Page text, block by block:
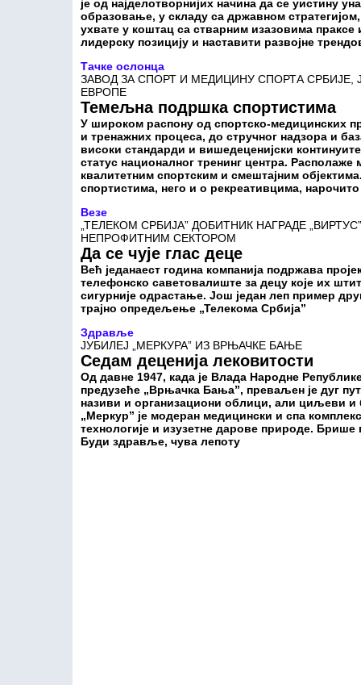
је од најделотворнијих начина да се уистину
образовање, у складу са државном
ухвате у коштац са стварним изазовима
лидерску позицију и наставити развојне
Тачке ослонца
ЗАВОД ЗА СПОРТ И МЕДИЦИНУ СПОРТА
ЕВРОПЕ
Темељна подршка спортистима
У широком распону од спортско-медицинских
и тренажних процеса, до стручног надзора и
високи стандарди и вишедеценијски
статус националног тренинг центра.
квалитетним спортским и смештајним
спортистима, него и о рекреативцима,
Везе
„ТЕЛЕКОМ СРБИЈА” ДОБИТНИК НАГРАДЕ
НЕПРОФИТНИМ СЕКТОРОМ
Да се чује глас деце
Већ једанаест година компанија подржава
телефонско саветовалиште за децу које их
сигурније одрастање. Још један леп пример
трајно опредељење „Телекома Србија”
Здравље
ЈУБИЛЕЈ „МЕРКУРА” ИЗ ВРЊАЧКЕ БАЊЕ
Седам деценија лековитости
Од давне 1947, када је Влада Народне
предузеће „Врњачка Бања”, преваљен је дуг
називи и организациони облици, али циљеви
„Меркур” је модеран медицински и спа
технологије и изузетне дарове природе.
Буди здравље, чува лепоту